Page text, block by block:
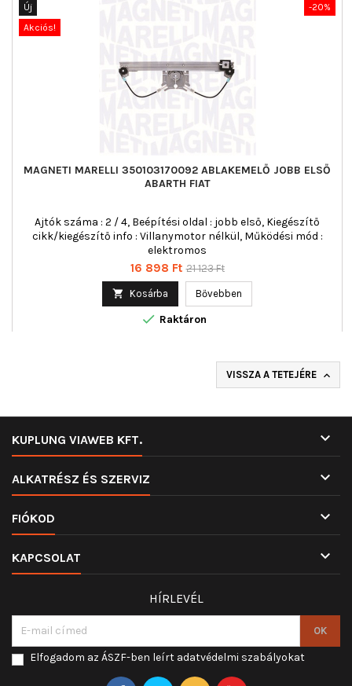
-20%
Új
Akciós!
MAGNETI MARELLI 350103170092 ABLAKEMELŐ JOBB ELSŐ
ABARTH FIAT
Ajtók száma : 2 / 4, Beépítési oldal : jobb első, Kiegészítő
cikk/kiegészítő info : Villanymotor nélkül, Működési mód :
elektromos
Ár
16 898 Ft Normál
21 123 Ft
 Kosárba Bővebben
 Raktáron
VISSZA A TETEJÉRE 
KUPLUNG VIAWEB KFT. 
ALKATRÉSZ ÉS SZERVIZ 
FIÓKOD 
KAPCSOLAT 
HÍRLEVÉL
Elfogadom az ÁSZF-ben leírt adatvédelmi szabályokat